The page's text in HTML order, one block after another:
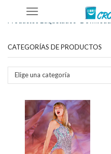
Tienda
Productos Etiquetados “download
CATEGORÍAS DE PRODUCTOS
Elige una categoría